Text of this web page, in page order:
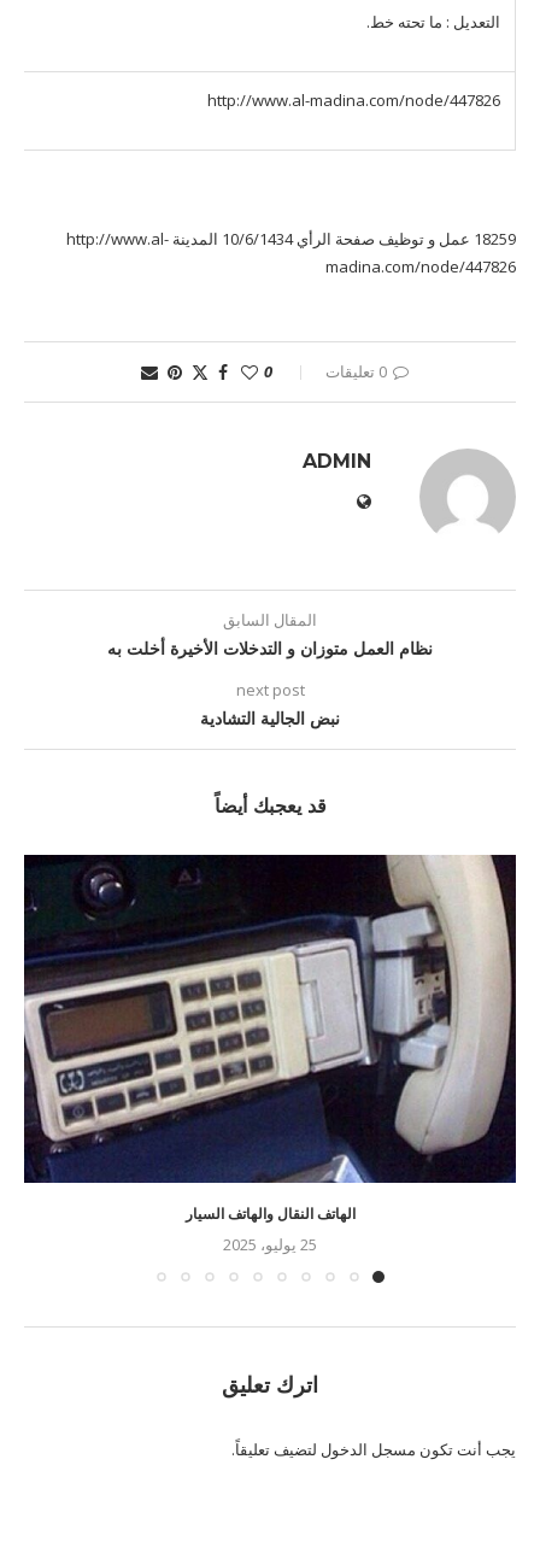
التعديل : ما تحته خط.
http://www.al-madina.com/node/447826
18259 عمل و توظيف صفحة الرأي 10/6/1434 المدينة http://www.al-
madina.com/node/447826
0 تعليقات 0
ADMIN
المقال السابق
نظام العمل متوزان و التدخلات الأخيرة أخلت به
next post
نبض الجالية التشادية
قد يعجبك أيضاً
الهاتف النقال والهاتف السيار
25 يوليو، 2025
اترك تعليق
يجب أنت تكون مسجل الدخول لتضيف تعليقاً.